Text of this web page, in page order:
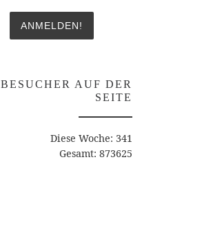
BESUCHER AUF DER
SEITE
Diese Woche: 341
Gesamt: 873625